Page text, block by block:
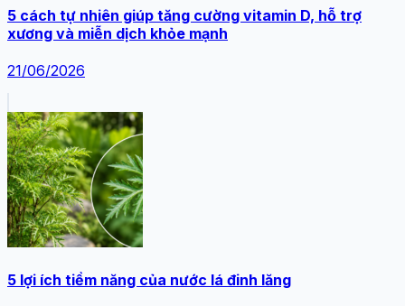
5 cách tự nhiên giúp tăng cường vitamin D, hỗ trợ
xương và miễn dịch khỏe mạnh
21/06/2026
5 lợi ích tiềm năng của nước lá đinh lăng